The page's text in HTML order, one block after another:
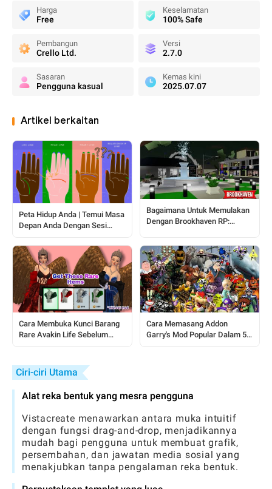
Harga
Free
Keselamatan
100% Safe
Pembangun
Crello Ltd.
Versi
2.7.0
Sasaran
Pengguna kasual
Kemas kini
2025.07.07
Artikel berkaitan
Peta Hidup Anda | Temui Masa
Depan Anda Dengan Sesi
Bagaimana Untuk Memulakan
Dengan Brookhaven RP:
Cara Membuka Kunci Barang
Rare Avakin Life Sebelum
Cara Memasang Addon
Garry's Mod Popular Dalam 5
Ciri-ciri Utama
Alat reka bentuk yang mesra pengguna
Vistacreate menawarkan antara muka intuitif
dengan fungsi drag-and-drop, menjadikannya
mudah bagi pengguna untuk membuat grafik,
persembahan, dan jawatan media sosial yang
menakjubkan tanpa pengalaman reka bentuk.